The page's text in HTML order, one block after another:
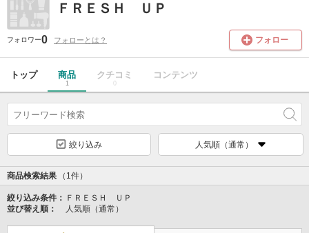
ＦＲＥＳＨ ＵＰ
フォロワー0 フォローとは？ フォロー
トップ 商品
1
クチコミ
0
コンテンツ
絞り込み 人気順（通常）
商品検索結果 （1件）
絞り込み条件： ＦＲＥＳＨ ＵＰ
並び替え順：
人気順（通常）